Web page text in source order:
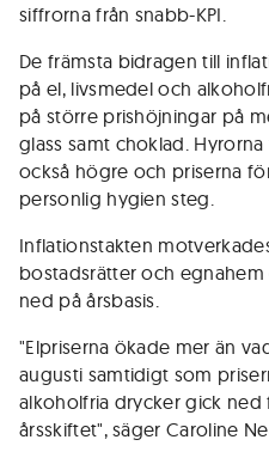
siffrorna från snabb-KPI.
De främsta bidragen till
på el, livsmedel och
på större prishöjningar på
glass samt choklad.
också högre och priserna
personlig hygien steg.
Inflationstakten
bostadsrätter och
ned på årsbasis.
"Elpriserna ökade mer än
augusti samtidigt som
alkoholfria drycker gick
årsskiftet", säger Caroline